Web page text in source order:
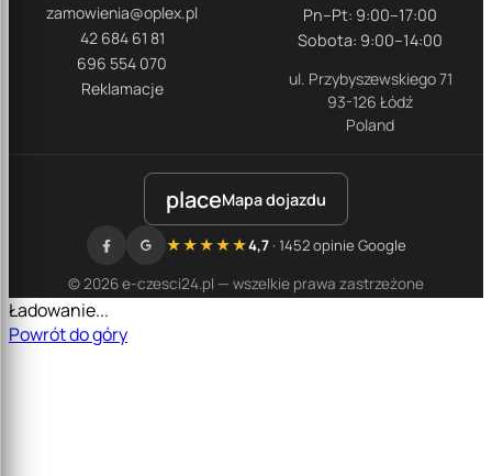
zamowienia@oplex.pl
42 684 61 81
696 554 070
Reklamacje
Pn–Pt: 9:00–17:00
Sobota: 9:00–14:00
ul. Przybyszewskiego 71
93-126 Łódź
Poland
placeMapa dojazdu
© 2026 e-czesci24.pl — wszelkie prawa zastrzeżone
★★★★★4,7· 1452 opinie Google
Ładowanie...
Powrót do góry